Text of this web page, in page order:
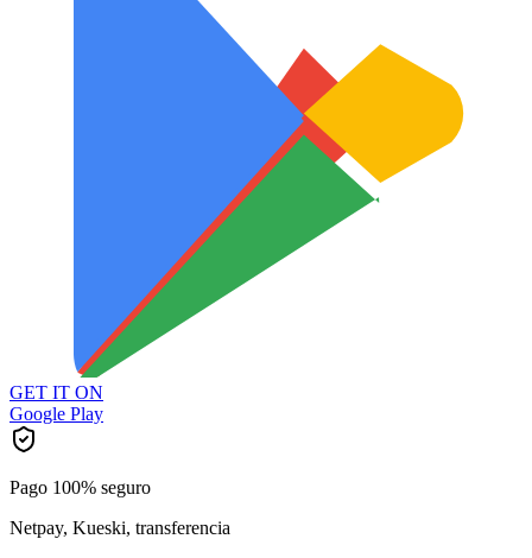
GET IT ON
Google Play
Pago 100% seguro
Netpay, Kueski, transferencia